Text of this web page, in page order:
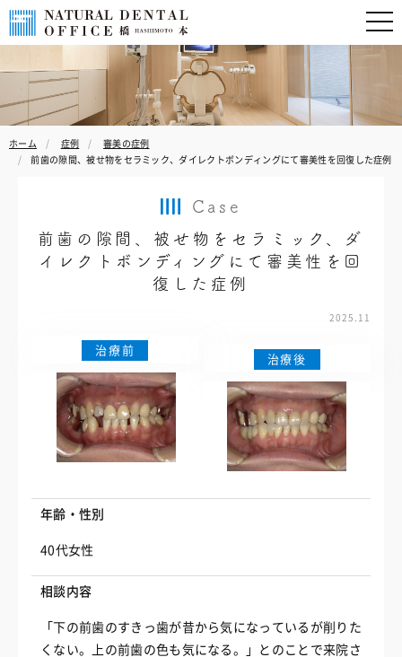
ホーム 症例
審美の症例
前歯の隙間、被せ物をセラミック、ダイレクトボンディングにて審美性を回復した症例
Case
前歯の隙間、被せ物をセラミック、ダ
イレクトボンディングにて審美性を回
復した症例
2025.11
治療前
治療後
年齢・性別
40代女性
相談内容
「下の前歯のすきっ歯が昔から気になっているが削りた
くない。上の前歯の色も気になる。」とのことで来院さ